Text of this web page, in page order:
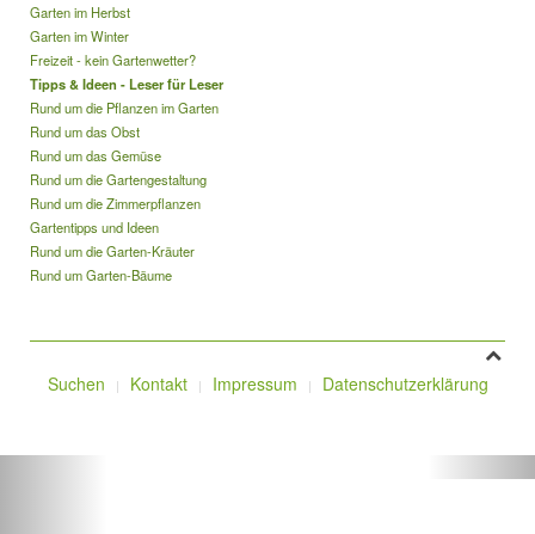
Garten im Herbst
Garten im Winter
Freizeit - kein Gartenwetter?
Tipps & Ideen - Leser für Leser
Rund um die Pflanzen im Garten
Rund um das Obst
Rund um das Gemüse
Rund um die Gartengestaltung
Rund um die Zimmerpflanzen
Gartentipps und Ideen
Rund um die Garten-Kräuter
Rund um Garten-Bäume
Suchen Kontakt Impressum Datenschutzerklärung